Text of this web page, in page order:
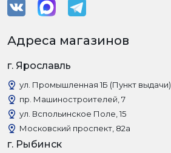
Адреса магазинов
г. Ярославль
ул. Промышленная 1Б (Пункт выдачи)
пр. Машиностроителей, 7
ул. Вспольинское Поле, 15
Московский проспект, 82а
г. Рыбинск